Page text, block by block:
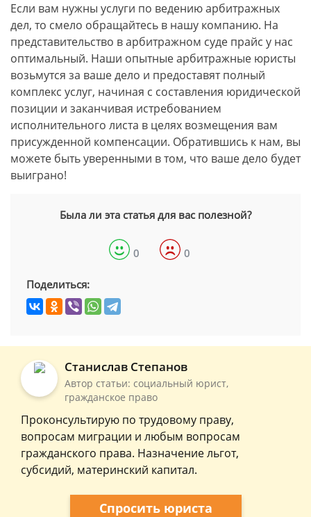
Если вам нужны услуги по ведению арбитражных
дел, то смело обращайтесь в нашу компанию. На
представительство в арбитражном суде прайс у нас
оптимальный. Наши опытные арбитражные юристы
возьмутся за ваше дело и предоставят полный
комплекс услуг, начиная с составления юридической
позиции и заканчивая истребованием
исполнительного листа в целях возмещения вам
присужденной компенсации. Обратившись к нам, вы
можете быть уверенными в том, что ваше дело будет
выиграно!
Была ли эта статья для вас полезной?
0 0
Поделиться:
Станислав Степанов
Автор статьи: социальный юрист,
гражданское право
Проконсультирую по трудовому праву,
вопросам миграции и любым вопросам
гражданского права. Назначение льгот,
субсидий, материнский капитал.
Спросить юриста